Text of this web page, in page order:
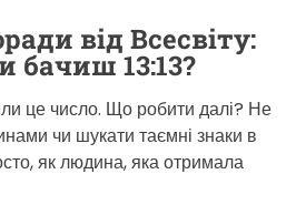
від Всесвіту:
бачиш 13:13?
це число. Що робити далі? Не
чи шукати таємні знаки в
як людина, яка отримала